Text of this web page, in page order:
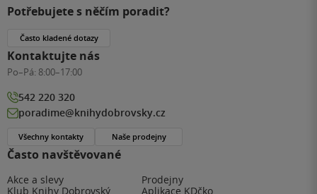
Často navštěvované
Akce a slevy
Prodejny
Klub Knihy Dobrovský
Aplikace KDčko
Potřebujete s něčím poradit?
Často kladené dotazy
Kontaktujte nás
Po–Pá: 8:00–17:00
542 220 320
poradime@knihydobrovsky.cz
Všechny kontakty Naše prodejny